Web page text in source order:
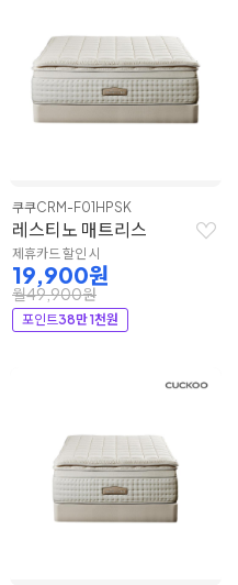
쿠쿠CRM-F01HPSK
레스티노 매트리스
제휴카드 할인 시
19,900원
월49,900원
포인트38만 1천원